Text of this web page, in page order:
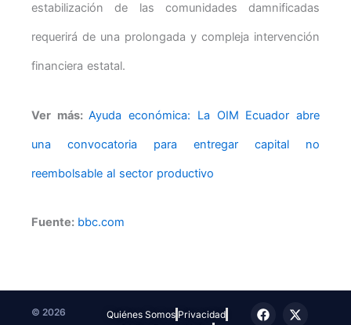
estabilización de las comunidades damnificadas
requerirá de una prolongada y compleja intervención
financiera estatal.
Ver más:Ayuda económica: La OIM Ecuador abre
una convocatoria para entregar capital no
reembolsable al sector productivo
Fuente: bbc.com
© 2026
Quiénes Somos Privacidad
F
a
X
-
T
e
T
i